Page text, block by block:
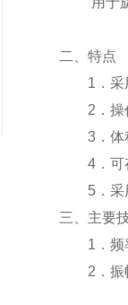
二、特点
1．采用
2．操作
3．体积
4．可存
5．采用
三、主要
1．频率
2．振幅